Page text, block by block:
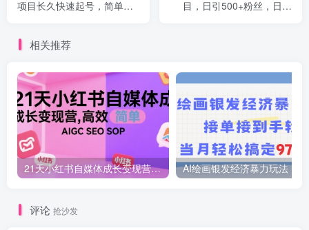
项目长久快速起号，简单上
目，日引500+粉丝，日入
相关推荐
21天小红书自媒体成长变现营，高效 简单 AIGC SEO SOP
评论 抢沙发